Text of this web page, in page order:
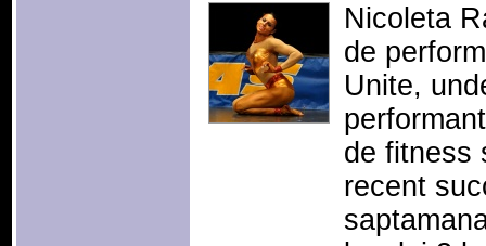
Nicoleta
de
Unite,
de fitness
recent